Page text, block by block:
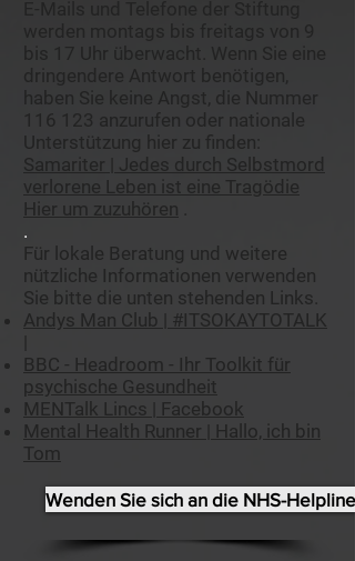
bis 17 Uhr überwacht. Wenn Sie eine
dringendere Antwort benötigen,
haben Sie keine Angst, die Nummer
116 123 anzurufen oder nationale
Unterstützung hier zu finden:
Samariter | Jedes durch Selbstmord
verlorene Leben ist eine Tragödie
Hier um zuzuhören .
.
Für lokale Beratung und weitere
nützliche Informationen verwenden
Sie bitte die unten stehenden Links.
Andys Man Club | #ITSOKAYTOTALK
BBC - Headroom - Ihr Toolkit für
psychische Gesundheit
MENTalk Lincs | Facebook
Mental Health Runner | Hallo, ich bin
Tom
Wenden Sie sich an die NHS-Helpline